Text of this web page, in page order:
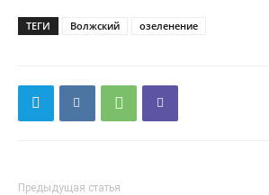
ТЕГИ Волжский озеленение
Предыдущая статья